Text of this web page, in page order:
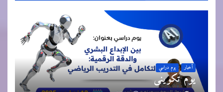
أخبار يوم دراسي
يوم تكويني